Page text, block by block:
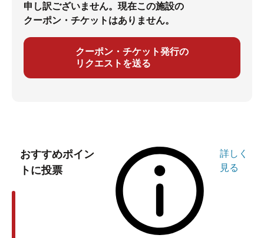
申し訳ございません。現在この施設の
クーポン・チケットはありません。
クーポン・チケット発行の
リクエストを送る
おすすめポイン
トに投票
詳しく
見る